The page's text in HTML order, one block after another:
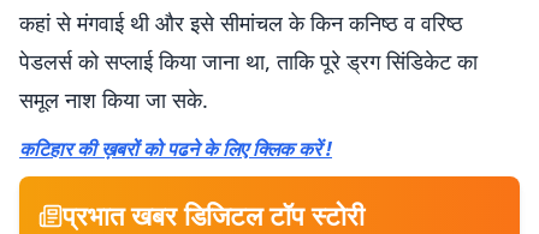
कहां से मंगवाई थी और इसे सीमांचल के किन कनिष्ठ व वरिष्ठ
पेडलर्स को सप्लाई किया जाना था, ताकि पूरे ड्रग सिंडिकेट का
समूल नाश किया जा सके.
कटिहार की ख़बरों को पढने के लिए क्लिक करें !
प्रभात खबर डिजिटल टॉप स्टोरी